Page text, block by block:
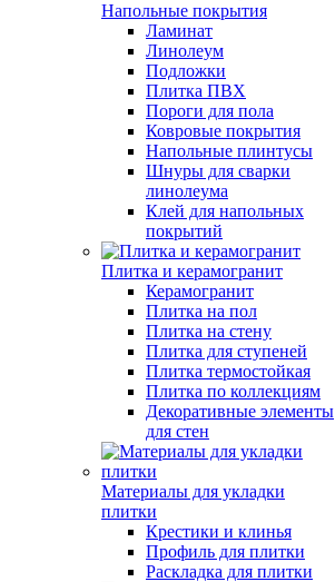
Напольные покрытия
Ламинат
Линолеум
Подложки
Плитка ПВХ
Пороги для пола
Ковровые покрытия
Напольные плинтусы
Шнуры для сварки
линолеума
Клей для напольных
покрытий
Плитка и керамогранит
Керамогранит
Плитка на пол
Плитка на стену
Плитка для ступеней
Плитка термостойкая
Плитка по коллекциям
Декоративные элементы
для стен
Материалы для укладки
плитки
Крестики и клинья
Профиль для плитки
Раскладка для плитки